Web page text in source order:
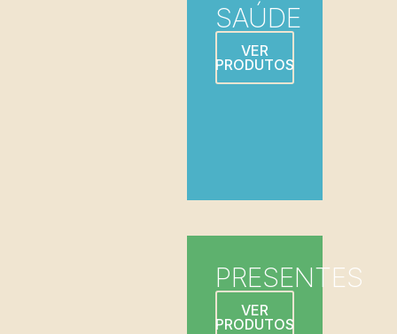
SAÚDE
VER
PRODUTOS
PRESENTES
VER
PRODUTOS